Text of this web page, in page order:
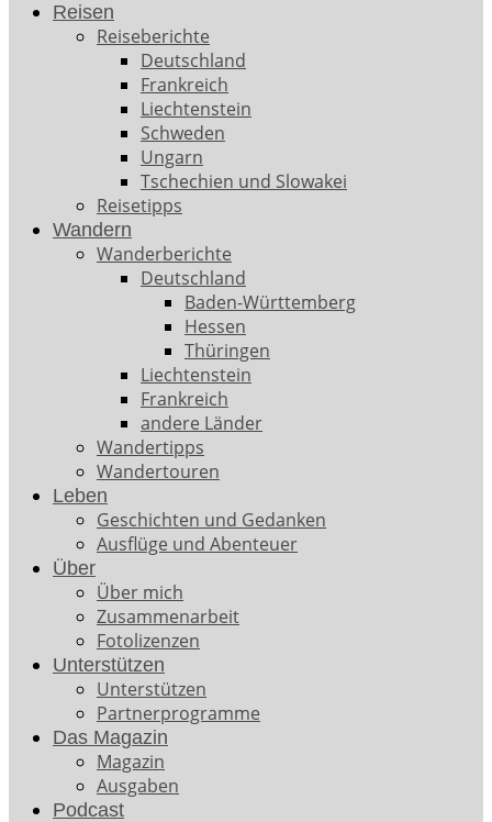
Reisen
Reiseberichte
Deutschland
Frankreich
Liechtenstein
Schweden
Ungarn
Tschechien und Slowakei
Reisetipps
Wandern
Wanderberichte
Deutschland
Baden-Württemberg
Hessen
Thüringen
Liechtenstein
Frankreich
andere Länder
Wandertipps
Wandertouren
Leben
Geschichten und Gedanken
Ausflüge und Abenteuer
Über
Über mich
Zusammenarbeit
Fotolizenzen
Unterstützen
Unterstützen
Partnerprogramme
Das Magazin
Magazin
Ausgaben
Podcast